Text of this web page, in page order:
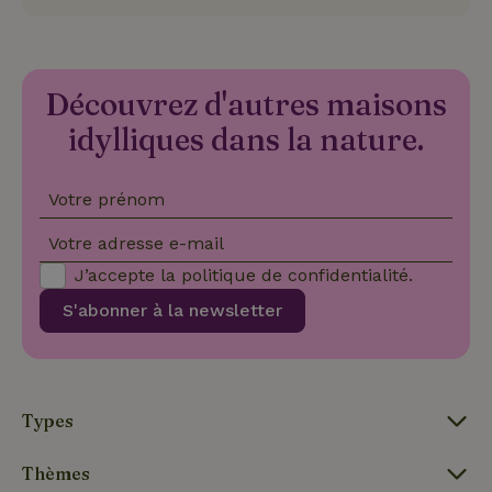
Découvrez d'autres maisons
idylliques dans la nature.
Votre prénom
Votre adresse e-mail
S'abonner à la newsletter
J’accepte la politique de confidentialité.
Types
Thèmes
2 jours
utilisé par
Cookie-
mémoriser
cookies. Il
Script.com